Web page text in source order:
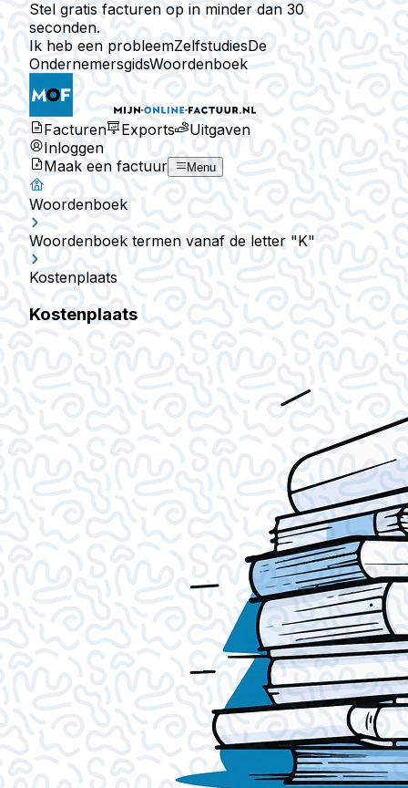
Stel gratis facturen op in minder dan 30
seconden.
Ik heb een probleemZelfstudiesDe
OndernemersgidsWoordenboek
Facturen Exports
Uitgaven
Inloggen
Maak een factuur
Menu
Woordenboek
Woordenboek termen vanaf de letter "K"
Kostenplaats
Kostenplaats